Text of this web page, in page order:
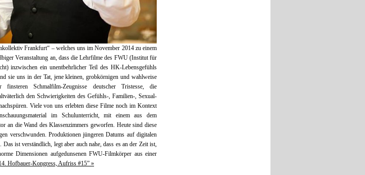
Frankfurt“ – welches uns im November 2014 zu einem
Veranstaltung an, dass die Lehrfilme des FWU (Institut für
inzwischen ein unentbehrlicher Teil des HK-Lebensgefühls
sie uns in der Tat, jene kleinen, grobkörnigen und wahlweise
finsteren Schmalfilm-Zeugnisse deutscher Tristesse, die
den Schwierigkeiten des Gefühls-, Familien-, Sexual-
Viele von uns erlebten diese Filme noch im Kontext
im Schulunterricht, mit einem aus dem
an die Wand des Klassenzimmers geworfen. Heute sind diese
verschwunden. Produktionen jüngeren Datums auf digitalen
ist verständlich, legt aber auch nahe, dass es an der Zeit ist,
Dimensionen aufgedunsenen FWU-Filmkörper aus einer
Hofbauer-Kongress, Aufriss #15” »